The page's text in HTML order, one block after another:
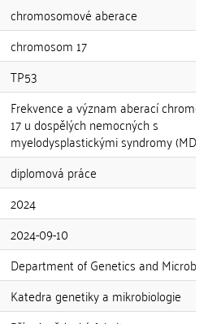
chromosomové aberace
chromosom 17
TP53
Frekvence a význam aberací
17 u dospělých nemocných s
myelodysplastickými syndromy (MDS)
diplomová práce
2024
2024-09-10
Department of Genetics and
Katedra genetiky a mikrobiologie